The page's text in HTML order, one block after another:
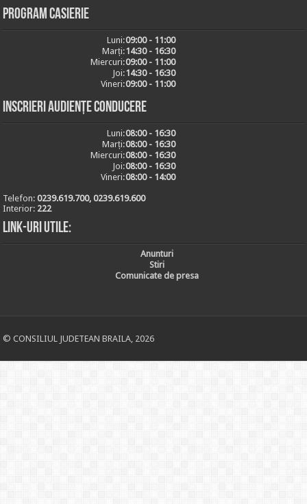
Program casierie
Luni:09:00 - 11:00
Marți:14:30 - 16:30
Miercuri:09:00 - 11:00
Joi:14:30 - 16:30
Vineri:09:00 - 11:00
Inscrieri audiențe conducere
Luni:08:00 - 16:30
Marți:08:00 - 16:30
Miercuri:08:00 - 16:30
Joi:08:00 - 16:30
Vineri:08:00 - 14:00
Telefon:0239.619.700, 0239.619.600
Interior: 222
Link-uri utile:
Anunturi
Stiri
Comunicate de presa
© CONSILIUL JUDETEAN BRAILA, 2026